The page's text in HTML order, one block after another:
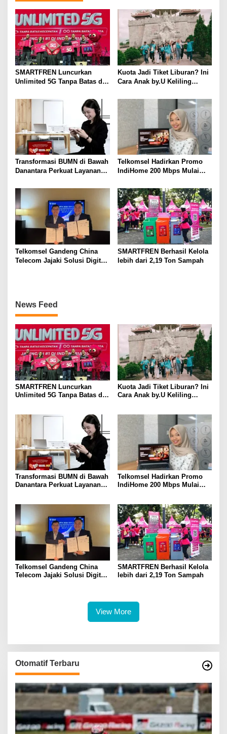
s
i
p
o
s
SMARTFREN Luncurkan
Unlimited 5G Tanpa Batas di
Kuota Jadi Tiket Liburan? Ini
Cara Anak by.U Keliling
Spesial
Transformasi BUMN di Bawah
Danantara Perkuat Layanan
Sehat di Semester I 2026
Telkomsel Hadirkan Promo
IndiHome 200 Mbps Mulai
Pelanggan di Sumbagsel
Telkomsel Gandeng China
Telecom Jajaki Solusi Digital
SMARTFREN Berhasil Kelola
lebih dari 2,19 Ton Sampah
News Feed
SMARTFREN Luncurkan
Unlimited 5G Tanpa Batas di
Kuota Jadi Tiket Liburan? Ini
Cara Anak by.U Keliling
Transformasi BUMN di Bawah
Danantara Perkuat Layanan
Telkomsel Hadirkan Promo
IndiHome 200 Mbps Mulai
Telkomsel Gandeng China
Telecom Jajaki Solusi Digital
SMARTFREN Berhasil Kelola
lebih dari 2,19 Ton Sampah
View More
Otomatif Terbaru